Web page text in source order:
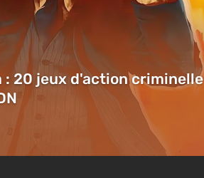
: 20 jeux d'action criminelle